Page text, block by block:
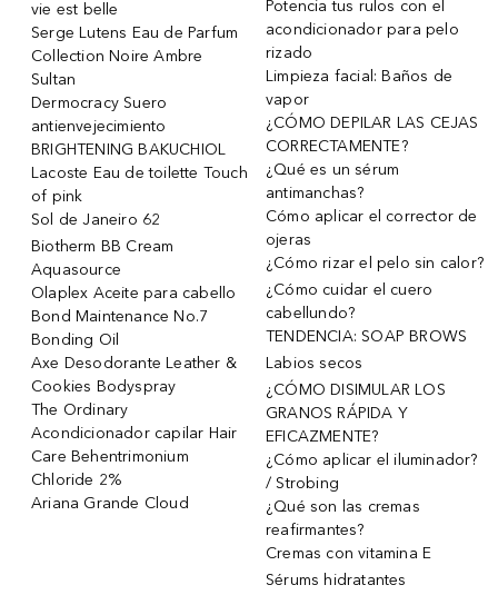
vie est belle
Serge Lutens Eau de Parfum
Collection Noire Ambre
Sultan
Dermocracy Suero
antienvejecimiento
BRIGHTENING BAKUCHIOL
Lacoste Eau de toilette Touch
of pink
Sol de Janeiro 62
Biotherm BB Cream
Aquasource
Olaplex Aceite para cabello
Bond Maintenance No.7
Bonding Oil
Axe Desodorante Leather &
Cookies Bodyspray
The Ordinary
Acondicionador capilar Hair
Care Behentrimonium
Chloride 2%
Ariana Grande Cloud
Potencia tus rulos con el
acondicionador para pelo
rizado
Limpieza facial: Baños de
vapor
¿CÓMO DEPILAR LAS CEJAS
CORRECTAMENTE?
¿Qué es un sérum
antimanchas?
Cómo aplicar el corrector de
ojeras
¿Cómo rizar el pelo sin calor?
¿Cómo cuidar el cuero
cabellundo?
TENDENCIA: SOAP BROWS
Labios secos
¿CÓMO DISIMULAR LOS
GRANOS RÁPIDA Y
EFICAZMENTE?
¿Cómo aplicar el iluminador?
/ Strobing
¿Qué son las cremas
reafirmantes?
Cremas con vitamina E
Sérums hidratantes